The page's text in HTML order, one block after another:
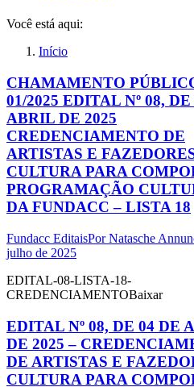
Você está aqui:
Início
CHAMAMENTO
01/2025 EDITAL Nº 08, DE
ABRIL DE 2025
CREDENCIAMENTO DE
ARTISTAS E
CULTURA PARA
PROGRAMAÇÃO
DA FUNDACC – LISTA 18
Fundacc EditaisPorNatasche
julho de 2025
EDITAL-08-LISTA-18-
CREDENCIAMENTOBaixar
EDITAL Nº 08, DE 04 DE
DE 2025 –
DE ARTISTAS E
CULTURA PARA